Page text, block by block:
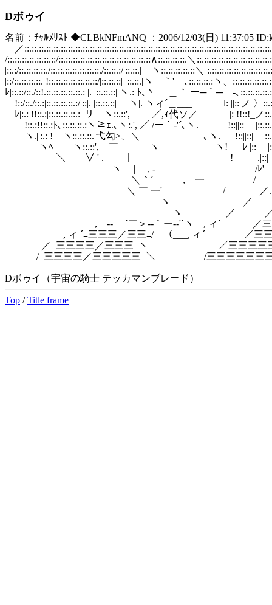
Dボゥイ
名前：ﾁｬﾙﾒﾘｽﾄ ◆CLBkNFmANQ ：2006/12/03(日) 11:37:05
／
/::.::.::.::.::.::.::/::.::.::.::.::.::.::.::.::.::.::.::.::∧::.::.::.::.＼
|::.:/::.::.::.::./::.::.::.::.::.::.::./::.::.:/|::.::.| ヽ::.::.::.::.::＼
|::/::.::.::.::. !::.::.::.::.::.::.::/|::.::.::| |::.::.|ヽ ｀' ､::.::.::.:ヽ、::.::.::.::.::.:
ﾚ|::.::/::./::!.::.::.::.::.::.: |. |::.::.::| ヽ.: ﾄ､丶 ＿｀ ー─｀─ -､
!::/::./::.:|::.::.::.::.:/|::|. |::.::.::| ヽ|. ヽィ´＿___ l: ||::|ノ 〉
ﾚ|:.: !!::.:|::.::.::.::.:| リ ヽ::.::', ／,ｨ代ソ／ |: !!::!_ノ
!::.:!!::.:ﾄ､::.::.::.:ヽ≧ｪ.､ヽ:.', ／ /ー｀‐'´､ヽ. !::||::|
ヽ.||:.: ! ヽ::.::.::.|弋勾>、＼ ､ヽ. !::||::|
ヽﾍ ヽ::.::', ￣ | ヽ ヽ! ﾚ |::|
＼ ∨ ' . ｜ ! .|::| ﾚ
ヽ | , - /ﾚ'
＼｀´ __, 一 / ﾚ|::./
＼ ￣ 一' / ／.ﾚ' ／
ヽ ／ ／ ／
ヽ ／ ／ ／三
, -‐ ´￣＞‐‐｀ー‐‐'´ヽ , ィ´ ／三三
, ィ ´ﾆ三三三／三三ﾆ/ （___, ィ´ ／三三
／ﾆ三三三三／三三三ﾆヽ ／三三三三三
/ﾆ三三三三／三三三三三ﾆ＼ /三三三三三三
Dボゥイ（宇宙の騎士 テッカマンブレード）
Top /Title frame